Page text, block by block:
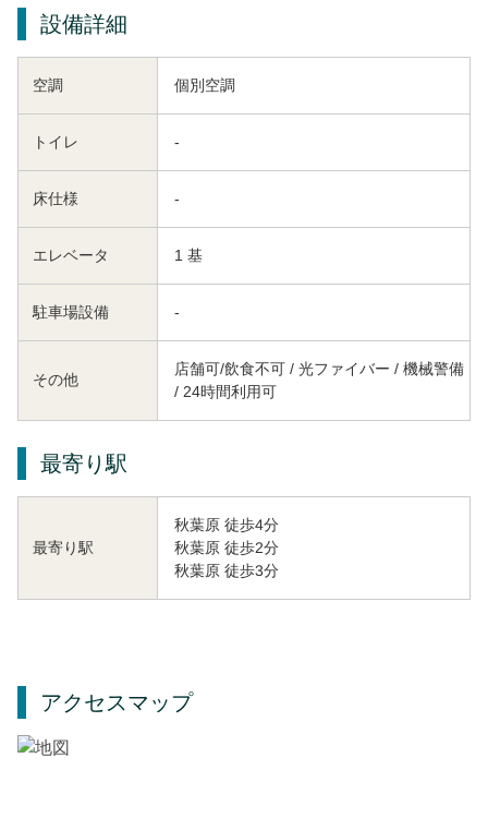
設備詳細
空調 個別空調
トイレ -
床仕様 -
エレベータ 1 基
駐車場設備 -
その他
店舗可/飲食不可 / 光ファイバー / 機械警備
/ 24時間利用可
最寄り駅
最寄り駅
秋葉原 徒歩4分
秋葉原 徒歩2分
秋葉原 徒歩3分
アクセスマップ